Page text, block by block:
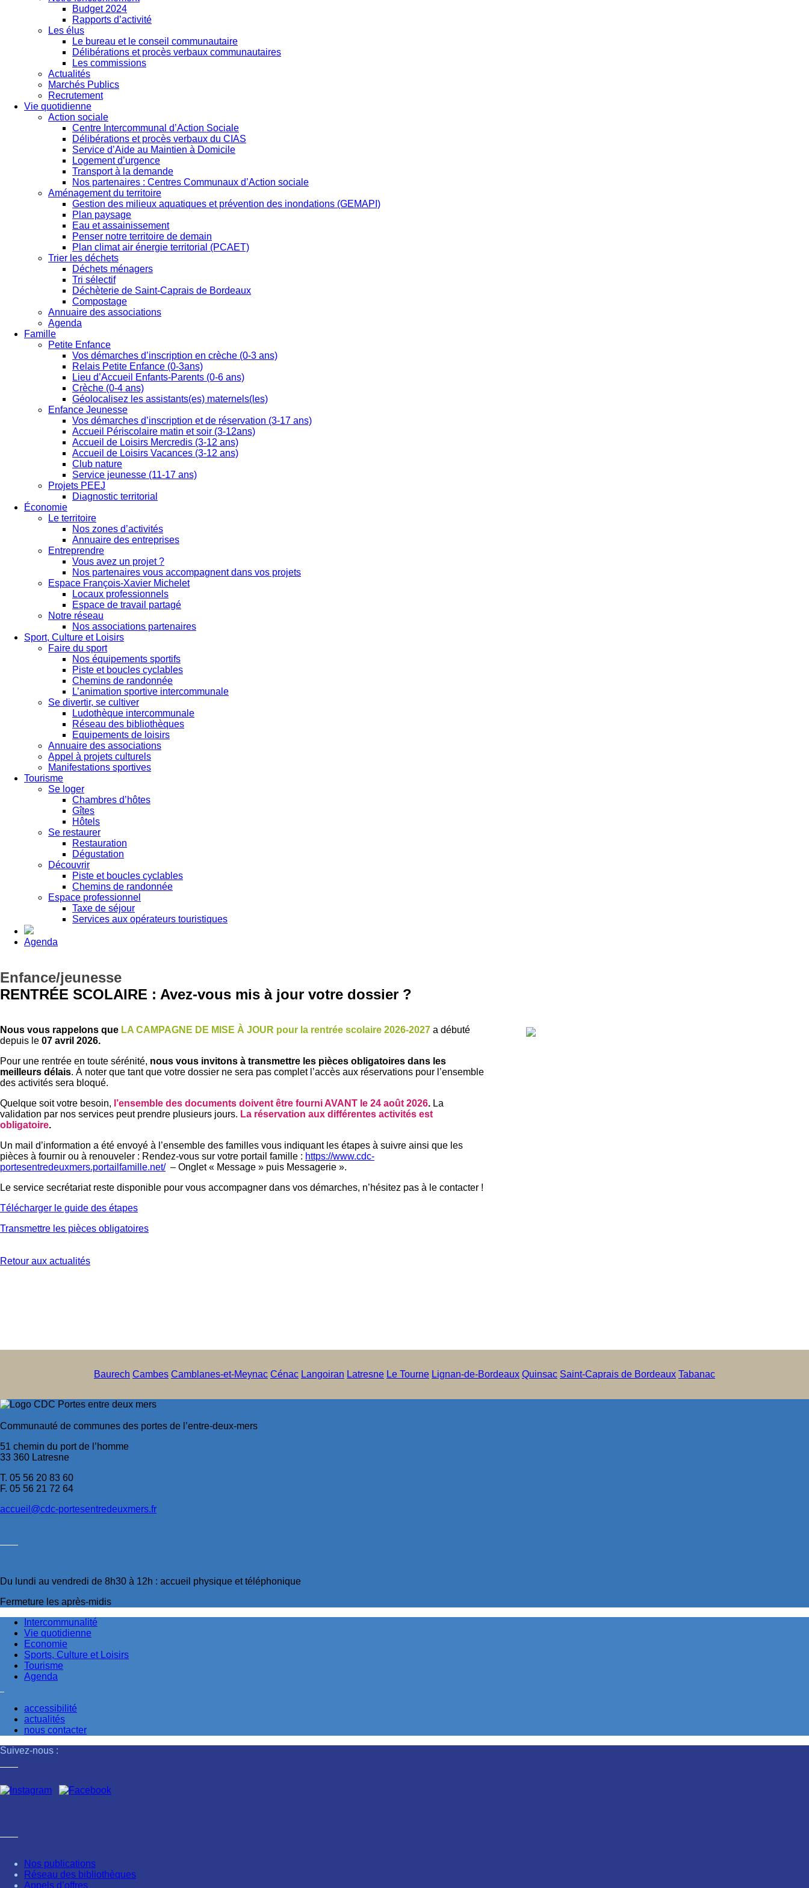
Budget 2024
Rapports d’activité
Les élus
Le bureau et le conseil communautaire
Délibérations et procès verbaux communautaires
Les commissions
Actualités
Marchés Publics
Recrutement
Vie quotidienne
Action sociale
Centre Intercommunal d’Action Sociale
Délibérations et procès verbaux du CIAS
Service d’Aide au Maintien à Domicile
Logement d’urgence
Transport à la demande
Nos partenaires : Centres Communaux d’Action sociale
Aménagement du territoire
Gestion des milieux aquatiques et prévention des inondations (GEMAPI)
Plan paysage
Eau et assainissement
Penser notre territoire de demain
Plan climat air énergie territorial (PCAET)
Trier les déchets
Déchets ménagers
Tri sélectif
Déchèterie de Saint-Caprais de Bordeaux
Compostage
Annuaire des associations
Agenda
Famille
Petite Enfance
Vos démarches d’inscription en crèche (0-3 ans)
Relais Petite Enfance (0-3ans)
Lieu d’Accueil Enfants-Parents (0-6 ans)
Crèche (0-4 ans)
Géolocalisez les assistants(es) maternels(les)
Enfance Jeunesse
Vos démarches d’inscription et de réservation (3-17 ans)
Accueil Périscolaire matin et soir (3-12ans)
Accueil de Loisirs Mercredis (3-12 ans)
Accueil de Loisirs Vacances (3-12 ans)
Club nature
Service jeunesse (11-17 ans)
Projets PEEJ
Diagnostic territorial
Économie
Le territoire
Nos zones d’activités
Annuaire des entreprises
Entreprendre
Vous avez un projet ?
Nos partenaires vous accompagnent dans vos projets
Espace François-Xavier Michelet
Locaux professionnels
Espace de travail partagé
Notre réseau
Nos associations partenaires
Sport, Culture et Loisirs
Faire du sport
Nos équipements sportifs
Piste et boucles cyclables
Chemins de randonnée
L’animation sportive intercommunale
Se divertir, se cultiver
Ludothèque intercommunale
Réseau des bibliothèques
Equipements de loisirs
Annuaire des associations
Appel à projets culturels
Manifestations sportives
Tourisme
Se loger
Chambres d’hôtes
Gîtes
Hôtels
Se restaurer
Restauration
Dégustation
Découvrir
Piste et boucles cyclables
Chemins de randonnée
Espace professionnel
Taxe de séjour
Services aux opérateurs touristiques
Agenda
Enfance/jeunesse
RENTRÉE SCOLAIRE : Avez-vous mis à jour votre dossier ?
Nous vous rappelons que LA CAMPAGNE DE MISE À JOUR pour la rentrée scolaire 2026-2027 a débuté
depuis le 07 avril 2026.
Pour une rentrée en toute sérénité, nous vous invitons à transmettre les pièces obligatoires dans les
meilleurs délais. À noter que tant que votre dossier ne sera pas complet l’accès aux réservations pour l’ensemble
des activités sera bloqué.
Quelque soit votre besoin, l’ensemble des documents doivent être fourni AVANT le 24 août 2026. La
validation par nos services peut prendre plusieurs jours. La réservation aux différentes activités est
obligatoire.
Un mail d’information a été envoyé à l’ensemble des familles vous indiquant les étapes à suivre ainsi que les
pièces à fournir ou à renouveler : Rendez-vous sur votre portail famille : https://www.cdc-
portesentredeuxmers.portailfamille.net/– Onglet « Message » puis Messagerie ».
Le service secrétariat reste disponible pour vous accompagner dans vos démarches, n’hésitez pas à le contacter !
Télécharger le guide des étapes
Transmettre les pièces obligatoires
Retour aux actualités
Baurech Cambes Camblanes-et-Meynac Cénac Langoiran Latresne Le Tourne Lignan-de-Bordeaux Quinsac Saint-Caprais de Bordeaux Tabanac
Communauté de communes des portes de l’entre-deux-mers
51 chemin du port de l’homme
33 360 Latresne
T. 05 56 20 83 60
F. 05 56 21 72 64
accueil@cdc-portesentredeuxmers.fr
Du lundi au vendredi de 8h30 à 12h : accueil physique et téléphonique
Fermeture les après-midis
Intercommunalité
Vie quotidienne
Economie
Sports, Culture et Loisirs
Tourisme
Agenda
accessibilité
actualités
nous contacter
Suivez-nous :
Nos publications
Réseau des bibliothèques
Appels d’offres